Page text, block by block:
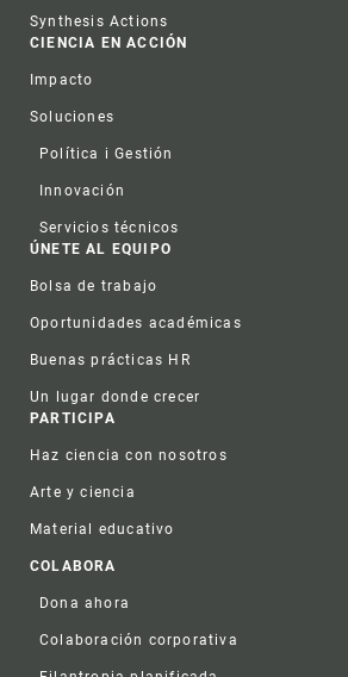
Synthesis Actions
CIENCIA EN ACCIÓN
Impacto
Soluciones
Política i Gestión
Innovación
Servicios técnicos
ÚNETE AL EQUIPO
Bolsa de trabajo
Oportunidades académicas
Buenas prácticas HR
Un lugar donde crecer
PARTICIPA
Haz ciencia con nosotros
Arte y ciencia
Material educativo
COLABORA
Dona ahora
Colaboración corporativa